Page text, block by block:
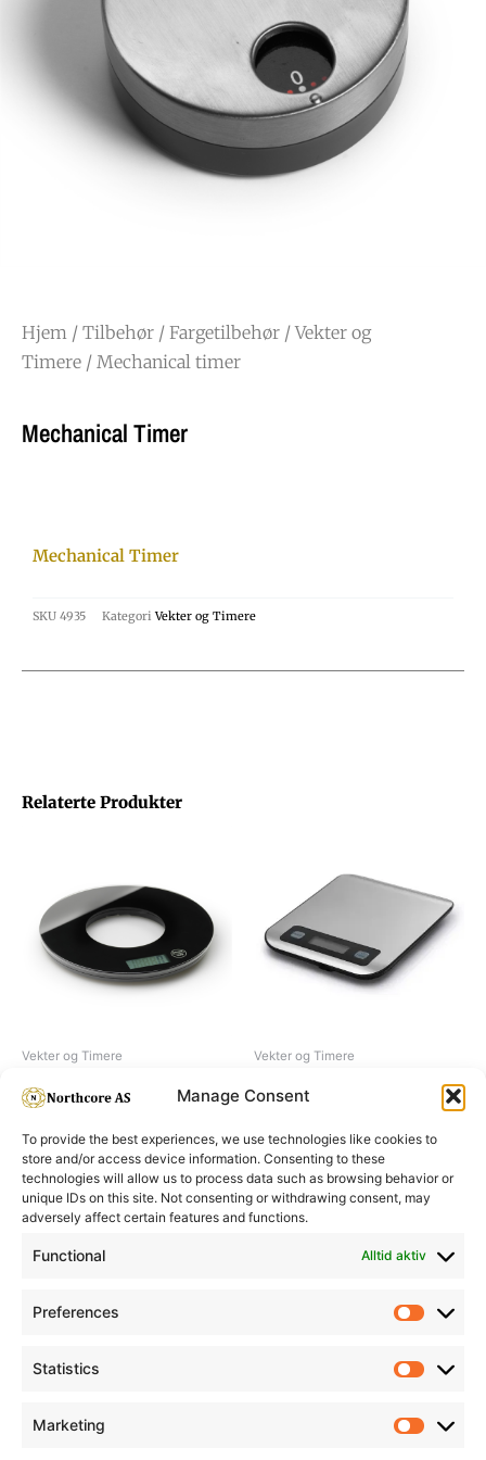
Manage Consent
To provide the best experiences, we use technologies like cookies to
store and/or access device information. Consenting to these
technologies will allow us to process data such as browsing behavior or
unique IDs on this site. Not consenting or withdrawing consent, may
adversely affect certain features and functions.
Functional Alltid aktiv
Preferences
Statistics
Marketing
Hjem / Tilbehør / Fargetilbehør /Vekter og
Timere / Mechanical timer
Mechanical Timer
Relaterte Produkter
Vekter og Timere
Electronic scale, black
Vekter og Timere
Mechanical Timer
SKU 4935 Kategori Vekter og Timere
Informasjon